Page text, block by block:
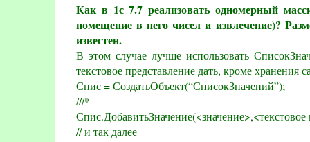
Как в 1с 7.7 реализовать одномерный
помещение в него чисел и извлечение)?
известен.
В этом случае лучше использовать
текстовое представление дать, кроме хранения
Спис = СоздатьОбъект(“СписокЗначений”);
///*—-
Спис.ДобавитьЗначение(<значение>,<текстовое
// и так далее